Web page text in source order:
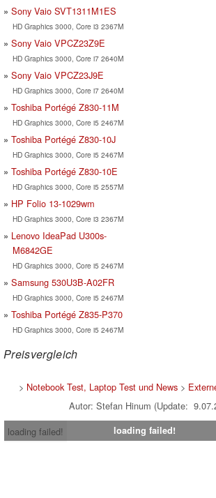
Sony Vaio SVT1311M1ES
HD Graphics 3000, Core i3 2367M
Sony Vaio VPCZ23Z9E
HD Graphics 3000, Core i7 2640M
Sony Vaio VPCZ23J9E
HD Graphics 3000, Core i7 2640M
Toshiba Portégé Z830-11M
HD Graphics 3000, Core i5 2467M
Toshiba Portégé Z830-10J
HD Graphics 3000, Core i5 2467M
Toshiba Portégé Z830-10E
HD Graphics 3000, Core i5 2557M
HP Folio 13-1029wm
HD Graphics 3000, Core i3 2367M
Lenovo IdeaPad U300s-
M6842GE
HD Graphics 3000, Core i5 2467M
Samsung 530U3B-A02FR
HD Graphics 3000, Core i5 2467M
Toshiba Portégé Z835-P370
HD Graphics 3000, Core i5 2467M
Preisvergleich
> Notebook Test, Laptop Test und News>
Autor: Stefan Hinum (Update:
loading failed!
loading failed!